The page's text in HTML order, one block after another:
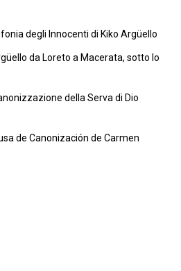
degli Innocenti di Kiko Argüello
da Loreto a Macerata, sotto lo
della Serva di Dio
de Canonización de Carmen